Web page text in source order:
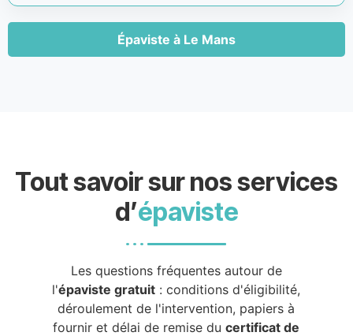
Épaviste à Le Mans
Tout savoir sur nos services
d’épaviste
Les questions fréquentes autour de
l'épaviste gratuit : conditions d'éligibilité,
déroulement de l'intervention, papiers à
fournir et délai de remise ducertificat de